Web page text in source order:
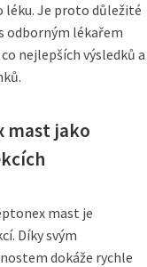
Je proto důležité
lékařem
nejlepších výsledků a
mast jako
mast je
Díky svým
dokáže rychle